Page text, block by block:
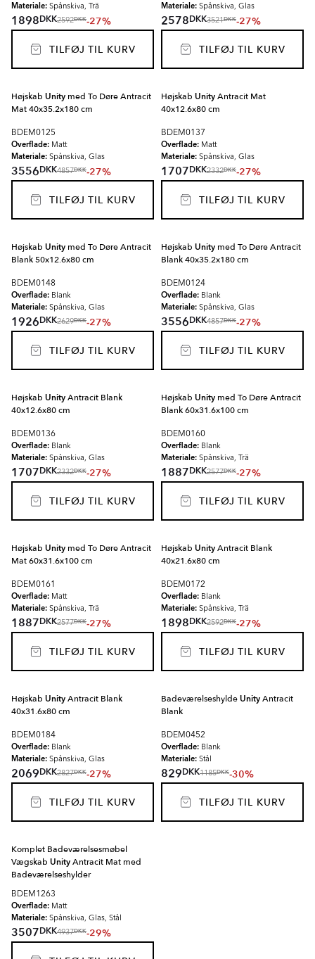
Materiale: Spånskiva, Trä
1898DKK2592DKK-27%
TILFØJ TIL KURV
Materiale: Spånskiva, Glas
2578DKK3521DKK-27%
TILFØJ TIL KURV
Højskab Unity med To Døre Antracit
Mat 40x35.2x180 cm
BDEM0125
Overflade: Matt
Materiale: Spånskiva, Glas
3556DKK4857DKK-27%
TILFØJ TIL KURV
Højskab UnityAntracit Mat
40x12.6x80 cm
BDEM0137
Overflade: Matt
Materiale: Spånskiva, Glas
1707DKK2332DKK-27%
TILFØJ TIL KURV
Højskab Unity med To Døre Antracit
Blank 50x12.6x80 cm
BDEM0148
Overflade: Blank
Materiale: Spånskiva, Glas
1926DKK2629DKK-27%
TILFØJ TIL KURV
Højskab Unity med To Døre Antracit
Blank 40x35.2x180 cm
BDEM0124
Overflade: Blank
Materiale: Spånskiva, Glas
3556DKK4857DKK-27%
TILFØJ TIL KURV
Højskab UnityAntracit Blank
40x12.6x80 cm
BDEM0136
Overflade: Blank
Materiale: Spånskiva, Glas
1707DKK2332DKK-27%
TILFØJ TIL KURV
Højskab Unity med To Døre Antracit
Blank 60x31.6x100 cm
BDEM0160
Overflade: Blank
Materiale: Spånskiva, Trä
1887DKK2577DKK-27%
TILFØJ TIL KURV
Højskab Unity med To Døre Antracit
Mat 60x31.6x100 cm
BDEM0161
Overflade: Matt
Materiale: Spånskiva, Trä
1887DKK2577DKK-27%
TILFØJ TIL KURV
Højskab UnityAntracit Blank
40x21.6x80 cm
BDEM0172
Overflade: Blank
Materiale: Spånskiva, Trä
1898DKK2592DKK-27%
TILFØJ TIL KURV
Højskab UnityAntracit Blank
40x31.6x80 cm
BDEM0184
Overflade: Blank
Materiale: Spånskiva, Glas
2069DKK2827DKK-27%
TILFØJ TIL KURV
BadeværelseshyldeUnityAntracit
Blank
BDEM0452
Overflade: Blank
Materiale: Stål
829DKK1185DKK-30%
TILFØJ TIL KURV
Komplet Badeværelsesmøbel
Vægskab UnityAntracit Mat med
Badeværelseshylder
BDEM1263
Overflade: Matt
Materiale: Spånskiva, Glas, Stål
3507DKK4937DKK-29%